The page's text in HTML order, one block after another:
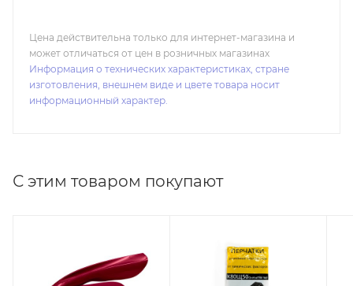
Цена действительна только для интернет-магазина и
может отличаться от цен в розничных магазинах
Информация о технических характеристиках, стране
изготовления, внешнем виде и цвете товара носит
информационный характер.
С этим товаром покупают